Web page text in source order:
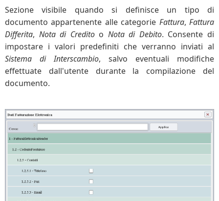
Sezione visibile quando si definisce un tipo di
documento appartenente alle categorie Fattura,Fattura
Differita, Nota di Creditoo Nota di Debito. Consente di
impostare i valori predefiniti che verranno inviati al
Sistema di Interscambio, salvo eventuali modifiche
effettuate dall'utente durante la compilazione del
documento.